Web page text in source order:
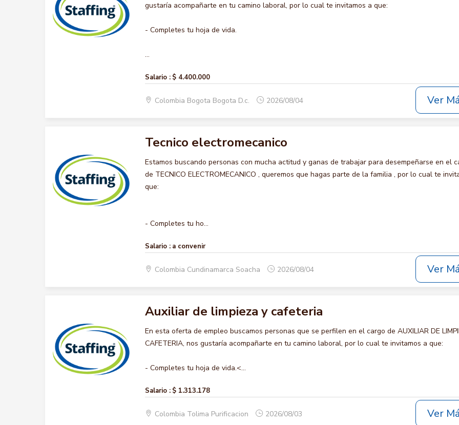
gustaría acompañarte en tu camino laboral, por lo cual te invitamos a que:
- Completes tu hoja de vida.
...
Salario : $ 4.400.000
Colombia Bogota Bogota D.c. 2026/08/04 Ver
Tecnico electromecanico
Estamos buscando personas con mucha actitud y ganas de trabajar para desempeñarse en el
de TECNICO ELECTROMECANICO , queremos que hagas parte de la familia , por lo cual te
que:
- Completes tu ho...
Salario : a convenir
Colombia Cundinamarca Soacha 2026/08/04 Ver
Auxiliar de limpieza y cafeteria
En esta oferta de empleo buscamos personas que se perfilen en el cargo de AUXILIAR DE
CAFETERIA, nos gustaría acompañarte en tu camino laboral, por lo cual te invitamos a que:
- Completes tu hoja de vida.<...
Salario : $ 1.313.178
Colombia Tolima Purificacion 2026/08/03 Ver